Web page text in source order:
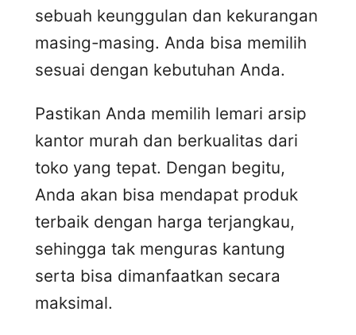
sebuah keunggulan dan kekurangan
masing-masing. Anda bisa memilih
sesuai dengan kebutuhan Anda.
Pastikan Anda memilih lemari arsip
kantor murah dan berkualitas dari
toko yang tepat. Dengan begitu,
Anda akan bisa mendapat produk
terbaik dengan harga terjangkau,
sehingga tak menguras kantung
serta bisa dimanfaatkan secara
maksimal.